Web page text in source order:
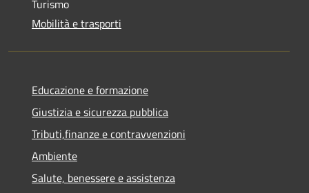
Turismo
Mobilità e trasporti
Educazione e formazione
Giustizia e sicurezza pubblica
Tributi,finanze e contravvenzioni
Ambiente
Salute, benessere e assistenza